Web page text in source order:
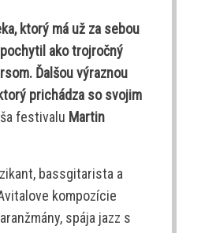
ktorý má už za sebou
ako trojročný
Ďalšou výraznou
prichádza so svojim
festivalu Martin
bassgitarista a
kompozície
spája jazz s